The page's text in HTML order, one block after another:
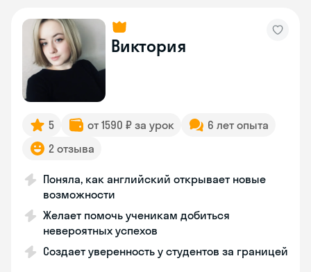
Виктория
5 от 1590 ₽ за урок
6 лет опыта
2 отзыва
Поняла, как английский открывает новые
возможности
Желает помочь ученикам добиться
невероятных успехов
Создает уверенность у студентов за границей